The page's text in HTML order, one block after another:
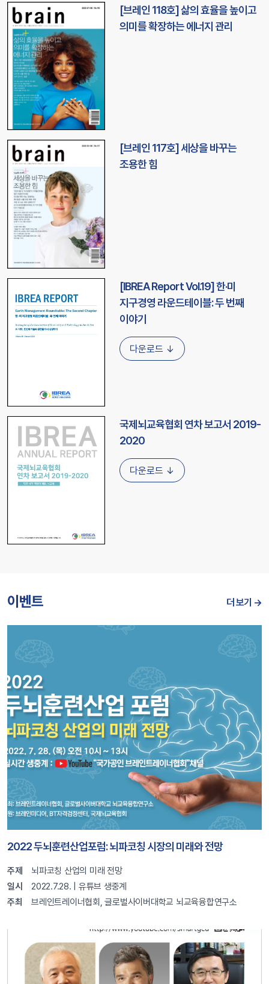
[브레인 118호] 삶의 효율을 높이고
의미를 확장하는 에너지 관리
[브레인 117호] 세상을 바꾸는
조용한 힘
[IBREA Report Vol.19] 한·미
지구경영 라운드테이블: 두 번째
이야기
다운로드 ↓
국제뇌교육협회 연차 보고서 2019-
2020
다운로드 ↓
이벤트 더 보기 →
2022 두뇌훈련산업포럼: 뇌파코칭 시장의 미래와 전망
주제
뇌파코칭 산업의 미래 전망
일시
2022.7.28. | 유튜브 생중계
주최
브레인트레이너협회, 글로벌사이버대학교 뇌교육융합연구소